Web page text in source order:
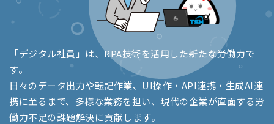
「デジタル社員」は、RPA技術を活用した新たな労働力で
す。
日々のデータ出力や転記作業、UI操作・API連携・生成AI連
携に至るまで、多様な業務を担い、現代の企業が直面する労
働力不足の課題解決に貢献します。